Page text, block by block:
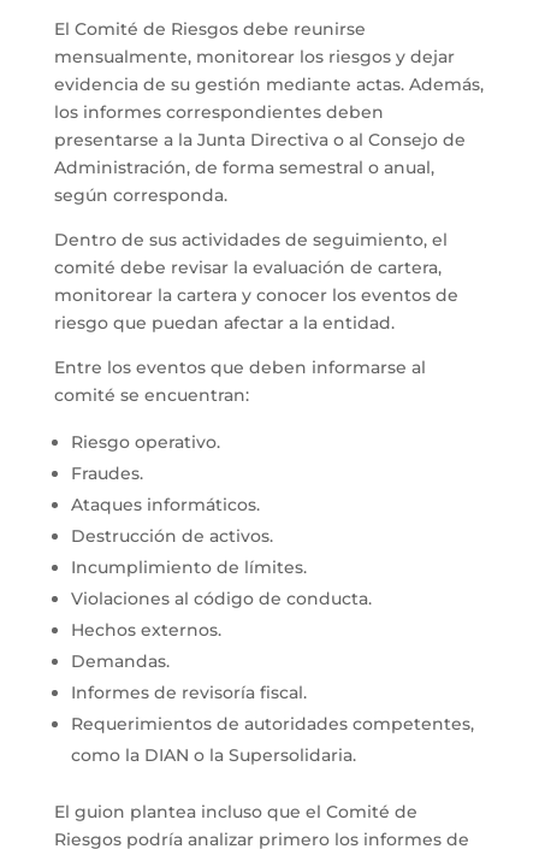
El Comité de Riesgos debe reunirse
mensualmente, monitorear los riesgos y dejar
evidencia de su gestión mediante actas. Además,
los informes correspondientes deben
presentarse a la Junta Directiva o al Consejo de
Administración, de forma semestral o anual,
según corresponda.
Dentro de sus actividades de seguimiento, el
comité debe revisar la evaluación de cartera,
monitorear la cartera y conocer los eventos de
riesgo que puedan afectar a la entidad.
Entre los eventos que deben informarse al
comité se encuentran:
Riesgo operativo.
Fraudes.
Ataques informáticos.
Destrucción de activos.
Incumplimiento de límites.
Violaciones al código de conducta.
Hechos externos.
Demandas.
Informes de revisoría fiscal.
Requerimientos de autoridades competentes,
como la DIAN o la Supersolidaria.
El guion plantea incluso que el Comité de
Riesgos podría analizar primero los informes de